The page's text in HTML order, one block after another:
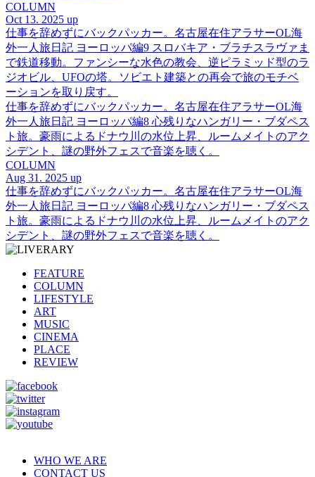
COLUMN
Oct 13. 2025 up
仕事を辞めずにバックパッカー。名古屋在住アラサーOL海
外一人旅日記 ヨーロッパ編9 スロバキア・ブラチスラヴァま
で鉄道移動。ファンシーな水色の教会、逆ピラミッド型のラ
ジオビル、UFOの塔。ソビエト建築との再会で旅のモチベ
ーションを取り戻す。
仕事を辞めずにバックパッカー。名古屋在住アラサーOL海
外一人旅日記 ヨーロッパ編8 心残りなハンガリー・ブダペス
ト旅。豪雨によるドナウ川の水位上昇、ルームメイトのアク
シデント、謎の野外フェスで音楽を聴く。
COLUMN
Aug 31. 2025 up
仕事を辞めずにバックパッカー。名古屋在住アラサーOL海
外一人旅日記 ヨーロッパ編8 心残りなハンガリー・ブダペス
ト旅。豪雨によるドナウ川の水位上昇、ルームメイトのアク
シデント、謎の野外フェスで音楽を聴く。
FEATURE
COLUMN
LIFESTYLE
ART
MUSIC
CINEMA
PLACE
REVIEW
WHO WE ARE
CONTACT US